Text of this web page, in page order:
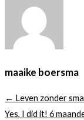
maaike boersma
← Leven zonder
Yes, I did it! 6